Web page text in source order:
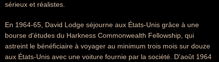
sérieux et réalistes.
En 1964-65, David Lodge séjourne aux États-Unis grâce à une
bourse d'études du Harkness Commonwealth Fellowship, qui
astreint le bénéficiaire à voyager au minimum trois mois sur douze
aux États-Unis avec une voiture fournie par la société. D'août 1964